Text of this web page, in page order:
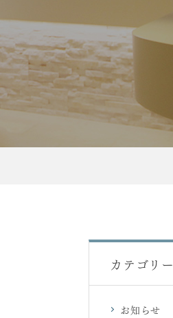
カテゴリー
お知らせ